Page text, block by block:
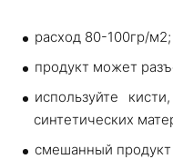
расход 80-100гр/м2;
продукт может
используйте
синтетических
смешанный продукт